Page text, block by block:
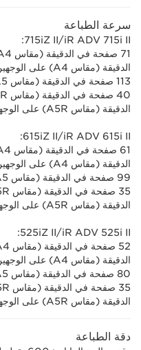
سرعة الطباعة
الدقيقة (مقاس A4) على الوجهين
113 صفحة في الدقيقة (مقاس A5) على وجه واحد؛
الدقيقة (مقاس A5R) على الوجهين
iR ADV 615i II/‏615iZ II:
الدقيقة (مقاس A4) على الوجهين
99 صفحة في الدقيقة (مقاس A5) على وجه واحد؛
الدقيقة (مقاس A5R) على الوجهين
iR ADV 525i II/‏525iZ II:
الدقيقة (مقاس A4) على الوجهين
80 صفحة في الدقيقة (مقاس A5) على وجه واحد؛
الدقيقة (مقاس A5R) على الوجهين
دقة الطباعة